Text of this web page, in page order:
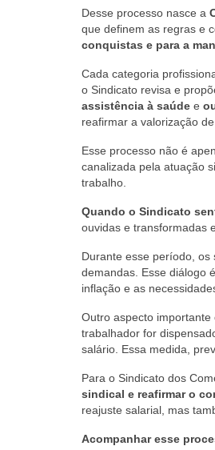
Desse processo nasce a
que definem as regras e
conquistas e para a
Cada categoria
o Sindicato revisa e
assistência à saúde e
reafirmar a valorização
Esse processo não é
canalizada pela atuação
trabalho.
Quando o Sindicato
ouvidas e transformadas
Durante esse período,
demandas. Esse diálogo
inflação e as
Outro aspecto
trabalhador for
salário. Essa medida,
Para o Sindicato dos
sindical e reafirmar o
reajuste salarial, mas
Acompanhar esse